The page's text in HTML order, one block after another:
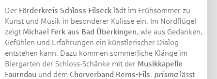
Der Förderkreis Schloss Filseck lädt im Frühsommer zu
Kunst und Musik in besonderer Kulisse ein. Im Nordflügel
zeigt Michael Ferk aus Bad Überkingen, wie aus Gedanken,
Gefühlen und Erfahrungen ein künstlerischer Dialog
entstehen kann. Dazu kommen sommerliche Klänge im
Biergarten der Schloss-Schänke mit der Musikkapelle
Faurndau und dem Chorverband Rems-Fils. prisma lässt